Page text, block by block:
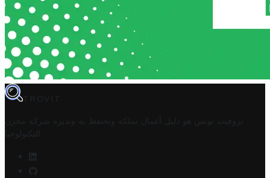
TROVIT
تروفيت تونس هو دليل أعمال تملكه وتحتفظ به وتديره
شركة مخزن
التكنولوجيا